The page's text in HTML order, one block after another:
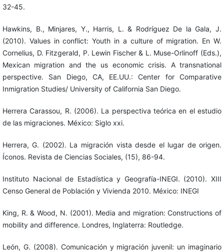
32-45.
Hawkins, B., Minjares, Y., Harris, L. & Rodríguez De la Gala, J.
(2010). Values in conflict: Youth in a culture of migration. En W.
Cornelius, D. Fitzgerald, P. Lewin Fischer & L. Muse-Orlinoff (Eds.),
Mexican migration and the us economic crisis. A transnational
perspective. San Diego, CA, EE.UU.: Center for Comparative
Inmigration Studies/ University of California San Diego.
Herrera Carassou, R. (2006). La perspectiva teórica en el estudio
de las migraciones. México: Siglo xxi.
Herrera, G. (2002). La migración vista desde el lugar de origen.
Íconos. Revista de Ciencias Sociales, (15), 86-94.
Instituto Nacional de Estadística y Geografía-INEGI. (2010). XIII
Censo General de Población y Vivienda 2010. México: INEGI
King, R. & Wood, N. (2001). Media and migration: Constructions of
mobility and difference. Londres, Inglaterra: Routledge.
León, G. (2008). Comunicación y migración juvenil: un imaginario